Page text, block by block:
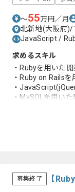
〜55万円／月
北新地(大阪府)/
JavaScript /
求めるスキル
・Rubyを用いた
・Ruby on Rails
・
・MySQLを用い
募集終了 【